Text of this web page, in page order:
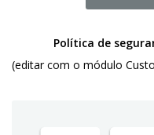
Política de
(editar com o módulo